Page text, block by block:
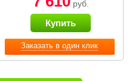
Заказать в один клик
руб.
Купить